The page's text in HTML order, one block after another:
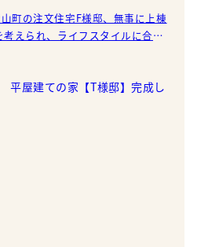
町の注文住宅F様邸、無事に上棟